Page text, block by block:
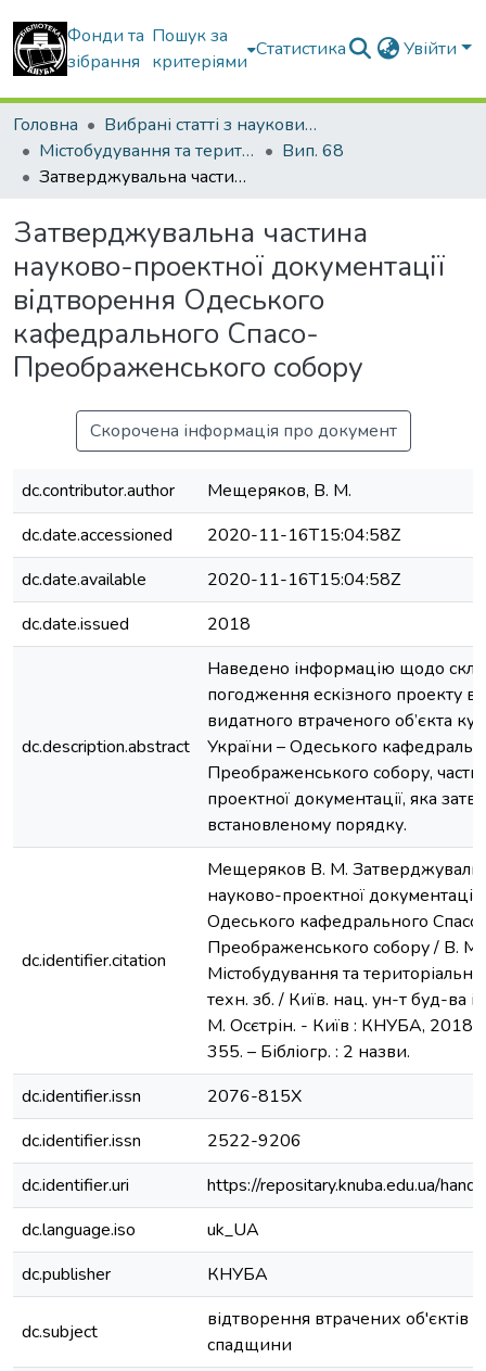
Фонди та
зібрання
Пошук за
критеріями
Статистика Увійти
Головна
Вибрані статті з наукових збірників КНУБА
Містобудування та територіальне планування
Вип. 68
Затверджувальна частина науково-проектної документації відтворення Одеського кафедрального Спасо-Преображенського собору
Затверджувальна частина
науково-проектної документації
відтворення Одеського
кафедрального Спасо-
Преображенського собору
Скорочена інформація про документ
dc.contributor.author
Мещеряков, В. М.
dc.date.accessioned
2020-11-16T15:04:58Z
dc.date.available
2020-11-16T15:04:58Z
dc.date.issued
2018
dc.description.abstract
Наведено інформацію щодо
погодження ескізного проекту
видатного втраченого об’єкта
України – Одеського
Преображенського собору,
проектної документації, яка
встановленому порядку.
dc.identifier.citation
Мещеряков В. М.
науково-проектної документації
Одеського кафедрального Спасо-
Преображенського собору / В.
Містобудування та
техн. зб. / Київ. нац. ун-т буд-ва і
М. Осєтрін. - Київ : КНУБА, 2018.
355. – Бібліогр. : 2 назви.
dc.identifier.issn
2076-815Х
dc.identifier.issn
2522-9206
dc.identifier.uri
https://repositary.knuba.edu.ua/
dc.language.iso
uk_UA
dc.publisher
КНУБА
dc.subject
відтворення втрачених об'єктів
спадщини